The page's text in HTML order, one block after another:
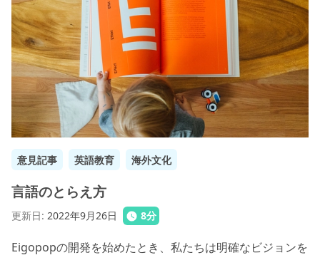
意見記事 英語教育 海外文化
言語のとらえ方
更新日: 2022年9月26日 8分
Eigopopの開発を始めたとき、私たちは明確なビジョンを